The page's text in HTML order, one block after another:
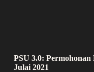
PSU 3.0:
Julai 2021